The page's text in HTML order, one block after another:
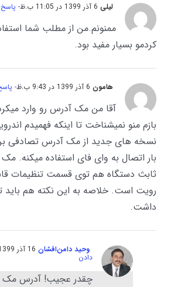
لیلی -
ممنونم.من از مطلب شما
کردمو بسیار مفید بود.
هامون -
آقا من مک آدرس رو وارد
بازم منو نمیشناخت تا اینکه فهمیدم
نسخه های جدید از مک آدرس تصادفی
بار اتصال به وای فای استفاده میکنه.
ثابث دستگاه هم توی قسمت تنظیمات
رویت است. خلاصه به این نکته هم باید
داشت.
وحید دامن‌افشان
دادن
چقدر عجیب! آدرس مک